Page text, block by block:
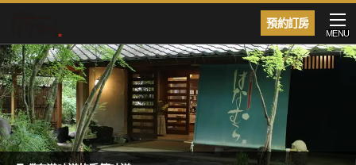
預約訂房
MENU